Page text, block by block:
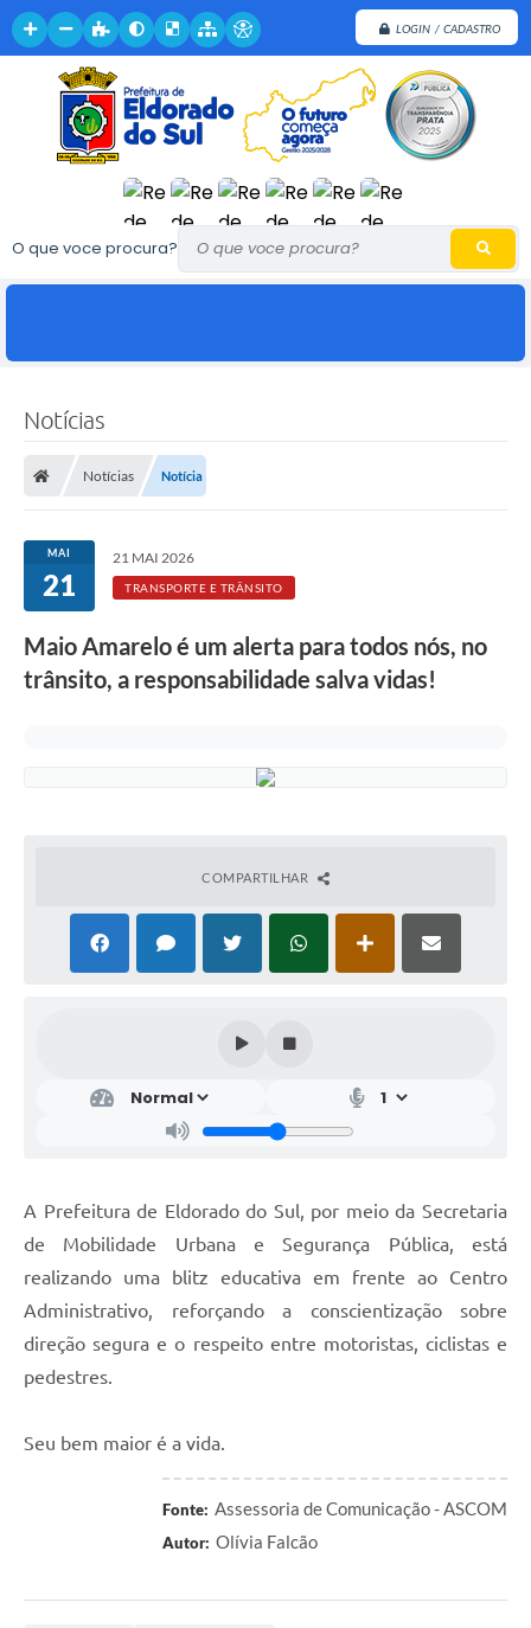
LOGIN / CADASTRO
O que voce procura?
Notícias
Notícias Notícia
MAI
21
21 MAI 2026
TRANSPORTE E TRÂNSITO
Maio Amarelo é um alerta para todos nós, no
trânsito, a responsabilidade salva vidas!
COMPARTILHAR
A Prefeitura de Eldorado do Sul, por meio da Secretaria
de Mobilidade Urbana e Segurança Pública, está
realizando uma blitz educativa em frente ao Centro
Administrativo, reforçando a conscientização sobre
direção segura e o respeito entre motoristas, ciclistas e
pedestres.
Seu bem maior é a vida.
Fonte: Assessoria de Comunicação - ASCOM
Autor: Olívia Falcão